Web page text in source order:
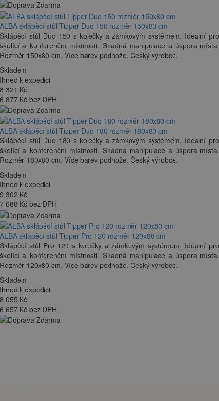
ALBA sklápěcí stůl Tipper Duo 150 rozměr 150x80 cm
Sklápěcí stůl Duo 150 s kolečky a zámkovým systémem. Ideální pro
školící a konferenční místnosti. Snadná manipulace a úspora místa.
Rozměr 150x80 cm. Více barev podnože. Český výrobce.
Skladem
Ihned k expedici
8 321 Kč
6 877 Kč bez DPH
ALBA sklápěcí stůl Tipper Duo 180 rozměr 180x80 cm
Sklápěcí stůl Duo 180 s kolečky a zámkovým systémem. Ideální pro
školící a konferenční místnosti. Snadná manipulace a úspora místa.
Rozměr 180x80 cm. Více barev podnože. Český výrobce.
Skladem
Ihned k expedici
9 302 Kč
7 688 Kč bez DPH
ALBA sklápěcí stůl Tipper Pro 120 rozměr 120x80 cm
Sklápěcí stůl Pro 120 s kolečky a zámkovým systémem. Ideální pro
školící a konferenční místnosti. Snadná manipulace a úspora místa.
Rozměr 120x80 cm. Více barev podnože. Český výrobce.
Skladem
Ihned k expedici
8 055 Kč
6 657 Kč bez DPH